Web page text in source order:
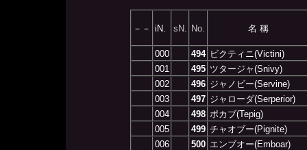
－－ iN. sN. No. 名 稱
000 494 ビクティニ(Victini)
001
495 ツタージャ(Snivy)
002
496 ジャノビー(Servine)
003
497 ジャローダ(Serperior)
004
498 ポカブ(Tepig)
005
499 チャオブー(Pignite)
006
500 エンブオー(Emboar)